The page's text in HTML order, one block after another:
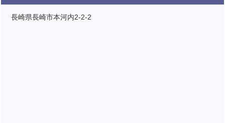
長崎県長崎市本河内2-2-2